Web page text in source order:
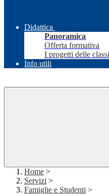
Didattica
Panoramica
Offerta formativa
I progetti delle classi
Info utili
Home >
Servizi >
Famiglie e Studenti >